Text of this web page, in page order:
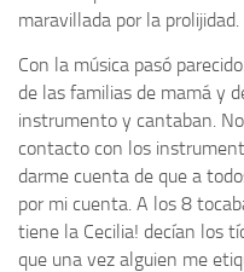
maravillada por la prolijidad.
Con la música pasó
de las familias de mamá y
instrumento y cantaban.
contacto con los
darme cuenta de que a
por mi cuenta. A los 8
tiene la Cecilia! decían los
que una vez alguien me